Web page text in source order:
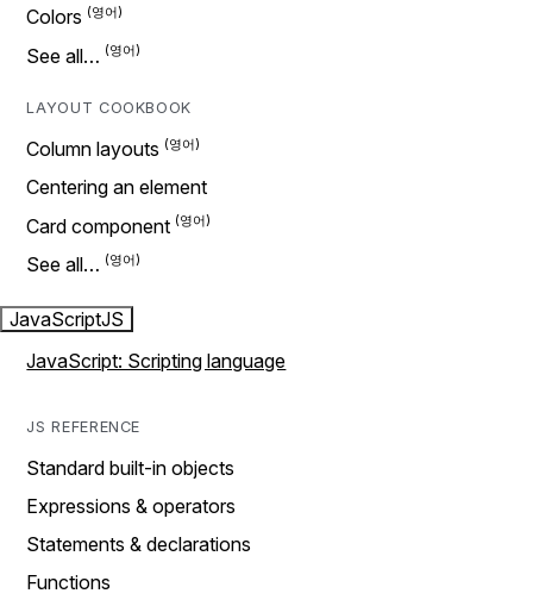
Colors
See all…
LAYOUT COOKBOOK
Column layouts
Centering an element
Card component
See all…
JavaScriptJS
JavaScript: Scripting language
JS REFERENCE
Standard built-in objects
Expressions & operators
Statements & declarations
Functions